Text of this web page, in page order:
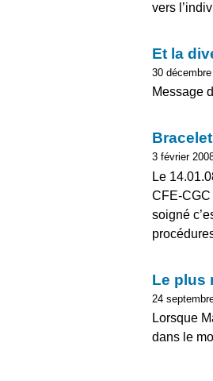
vers
Et la
30
Message
3 février
Le
CFE-CGC
soigné
Le plus
24
Lorsque
dans le